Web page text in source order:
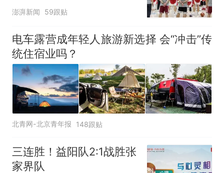
澎湃新闻 59跟贴
电车露营成年轻人旅游新选择 会“冲击”传
统住宿业吗？
北青网-北京青年报 148跟贴
三连胜！益阳队2:1战胜张
家界队